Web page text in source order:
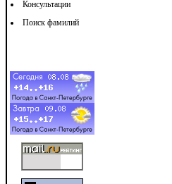
Консультации
Поиск фамилий